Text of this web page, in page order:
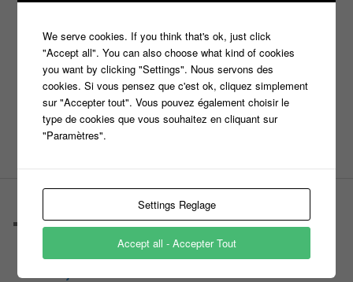
Koh Lantalaurence boccolini
Maestro Masters money drop
n'oubliez pas les paroles
N'oubliez pas les paroles naguinoplp nrj12
Olivier Minne pékin express révélation tf1 TLMVPSP
Castings
C’est quoi un casteur ?
C’est quoi un directeur de casting ?
We serve cookies. If you think that's ok, just click
"Accept all". You can also choose what kind of cookies
you want by clicking "Settings". Nous servons des
cookies. Si vous pensez que c'est ok, cliquez simplement
sur "Accepter tout". Vous pouvez également choisir le
type de cookies que vous souhaitez en cliquant sur
"Paramètres".
Settings Reglage
Accept all - Accepter Tout